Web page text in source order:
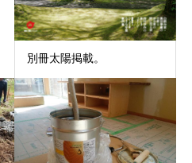
別冊太陽掲載。